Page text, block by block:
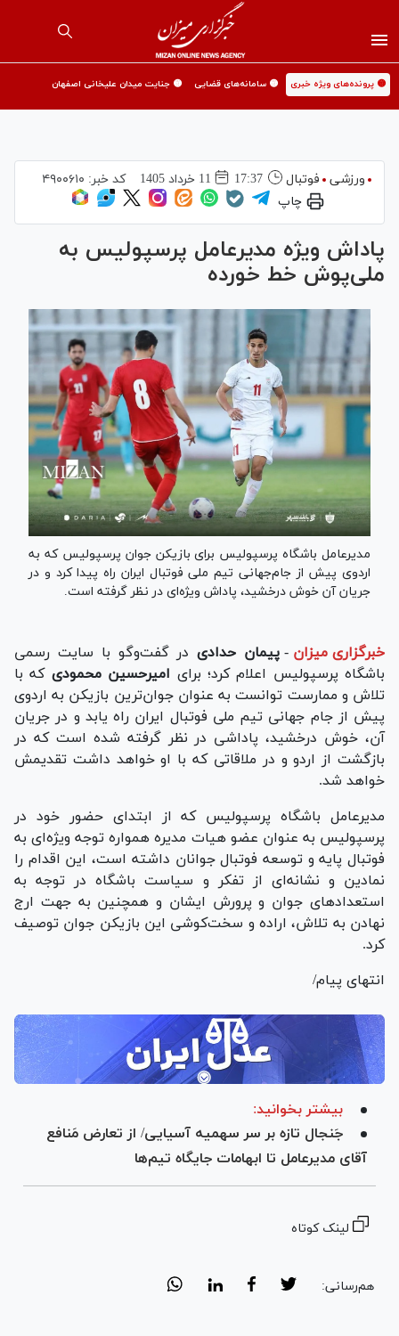
🟡 پرونده‌های ویژه خبری 🟡 سامانه‌های قضایی 🟡 جنایت میدان علیخانی اصفهان
ورزشی فوتبال 17:37 11 خرداد 1405 کد خبر: ۴۹۰۰۶۱۰
چاپ
پاداش ویژه مدیرعامل پرسپولیس به
ملی‌پوش خط خورده
مدیرعامل باشگاه پرسپولیس برای بازیکن جوان پرسپولیس که به
اردوی پیش از جام‌جهانی تیم ملی فوتبال ایران راه پیدا کرد و در
جریان آن خوش درخشید، پاداش ویژه‌ای در نظر گرفته است.
خبرگزاری میزان - پیمان حدادیدر گفت‌و‌گو با سایت رسمی
باشگاه پرسپولیس اعلام کرد؛ برای امیرحسین محمودیکه با
تلاش و ممارست توانست به عنوان جوان‌ترین بازیکن به اردوی
پیش از جام جهانی تیم ملی فوتبال ایران راه یابد و در جریان
آن، خوش درخشید، پاداشی در نظر گرفته شده است که در
بازگشت از اردو و در ملاقاتی که با او خواهد داشت تقدیمش
خواهد شد.
مدیرعامل باشگاه پرسپولیس که از ابتدای حضور خود در
پرسپولیس به عنوان عضو هیات مدیره همواره توجه ویژه‌ای به
فوتبال پایه و توسعه فوتبال جوانان داشته است، این اقدام را
نمادین و نشانه‌ای از تفکر و سیاست باشگاه در توجه به
استعداد‌های جوان و پرورش ایشان و همچنین به جهت ارج
نهادن به تلاش، اراده و سخت‌کوشی این بازیکن جوان توصیف
کرد.
انتهای پیام/
بیشتر بخوانید:
جَنجال تازه بر سر سهمیه آسیایی/ از تعارض مَنافع
آقای مدیرعامل تا ابهامات جایگاه تیم‌ها
لینک کوتاه
هم‌رسانی: